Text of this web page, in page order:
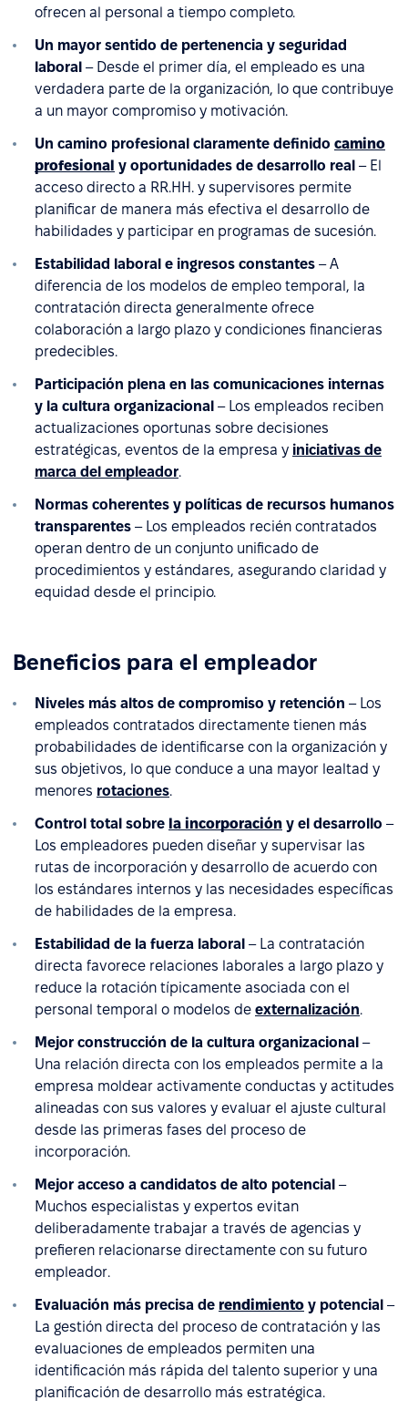
ofrecen al personal a tiempo completo.
Un mayor sentido de pertenencia y seguridad
laboral – Desde el primer día, el empleado es una
verdadera parte de la organización, lo que contribuye
a un mayor compromiso y motivación.
Un camino profesional claramente definido camino
profesional y oportunidades de desarrollo real – El
acceso directo a RR.HH. y supervisores permite
planificar de manera más efectiva el desarrollo de
habilidades y participar en programas de sucesión.
Estabilidad laboral e ingresos constantes – A
diferencia de los modelos de empleo temporal, la
contratación directa generalmente ofrece
colaboración a largo plazo y condiciones financieras
predecibles.
Participación plena en las comunicaciones internas
y la cultura organizacional – Los empleados reciben
actualizaciones oportunas sobre decisiones
estratégicas, eventos de la empresa y iniciativas de
marca del empleador.
Normas coherentes y políticas de recursos humanos
transparentes – Los empleados recién contratados
operan dentro de un conjunto unificado de
procedimientos y estándares, asegurando claridad y
equidad desde el principio.
Beneficios para el empleador
Niveles más altos de compromiso y retención – Los
empleados contratados directamente tienen más
probabilidades de identificarse con la organización y
sus objetivos, lo que conduce a una mayor lealtad y
menores rotaciones.
Control total sobre la incorporación y el desarrollo –
Los empleadores pueden diseñar y supervisar las
rutas de incorporación y desarrollo de acuerdo con
los estándares internos y las necesidades específicas
de habilidades de la empresa.
Estabilidad de la fuerza laboral – La contratación
directa favorece relaciones laborales a largo plazo y
reduce la rotación típicamente asociada con el
personal temporal o modelos de externalización.
Mejor construcción de la cultura organizacional –
Una relación directa con los empleados permite a la
empresa moldear activamente conductas y actitudes
alineadas con sus valores y evaluar el ajuste cultural
desde las primeras fases del proceso de
incorporación.
Mejor acceso a candidatos de alto potencial –
Muchos especialistas y expertos evitan
deliberadamente trabajar a través de agencias y
prefieren relacionarse directamente con su futuro
empleador.
Evaluación más precisa de rendimiento y potencial –
La gestión directa del proceso de contratación y las
evaluaciones de empleados permiten una
identificación más rápida del talento superior y una
planificación de desarrollo más estratégica.